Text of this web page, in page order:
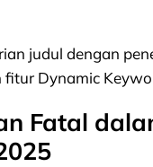
judul dengan
Dynamic
Fatal